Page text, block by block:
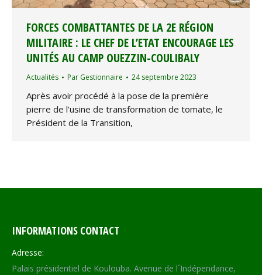
FORCES COMBATTANTES DE LA 2E RÉGION
MILITAIRE : LE CHEF DE L’ETAT ENCOURAGE LES
UNITÉS AU CAMP OUEZZIN-COULIBALY
Actualités Par Gestionnaire 24 septembre 2023
Après avoir procédé à la pose de la première
pierre de l’usine de transformation de tomate, le
Président de la Transition,
INFORMATIONS CONTACT
Adresse:
Palais présidentiel de Koulouba. Avenue de l´Indépendance,